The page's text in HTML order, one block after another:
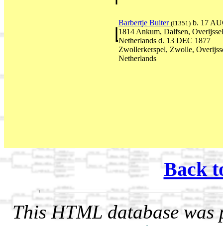
Barbertje Buiter (I1351) b. 17
1814 Ankum, Dalfsen,
Netherlands d. 13 DEC 1877
Zwollerkerspel, Zwolle,
Netherlands
Back
This HTML database was